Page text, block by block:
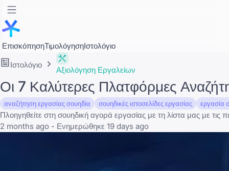
ΕπισκόπησηΤιμολόγησηΙστολόγιο
Ιστολόγιο
Αξιολόγηση Εργαλείων
Οι 7 Καλύτερες Πλατφόρμες
αναζήτηση εργασίας σουηδία σουηδικές ιστοσελίδες εργασίας εργασία
Πλοηγηθείτε στη σουηδική αγορά εργασίας με τη λίστα μας με τις
2 months ago - Ενημερώθηκε 19 days ago